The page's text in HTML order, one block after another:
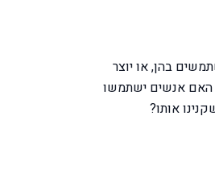
בהן, או יוצר
האם אנשים ישתמשו
אותו?